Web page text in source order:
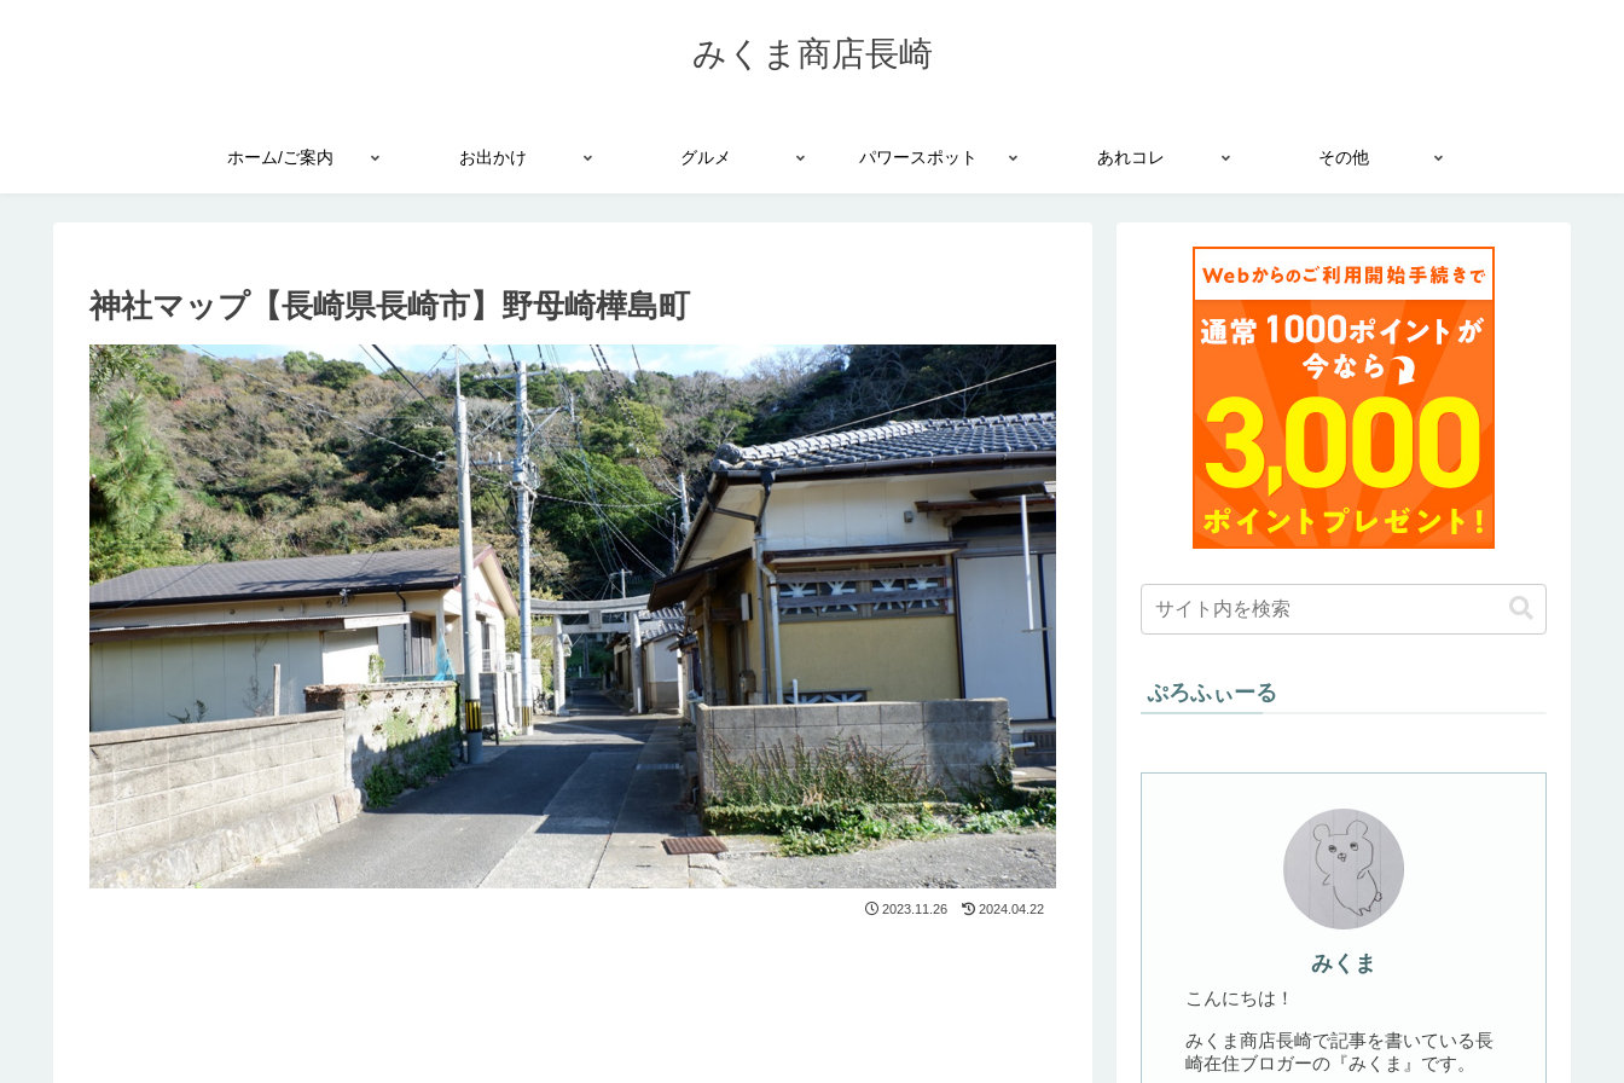
みくま商店長崎
ホーム/ご案内 お出かけ グルメ パワースポット あれコレ その他
神社マップ【長崎県長崎市】野母崎樺島町
2023.11.26 2024.04.22
ぷろふぃーる
みくま
こんにちは！
みくま商店長崎で記事を書いている長
崎在住ブロガーの『みくま』です。